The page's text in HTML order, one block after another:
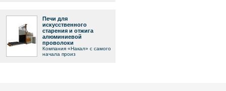
Печи для
искусственного
старения и отжига
алюминиевой
проволоки
Компания «Накал» с самого
начала произ